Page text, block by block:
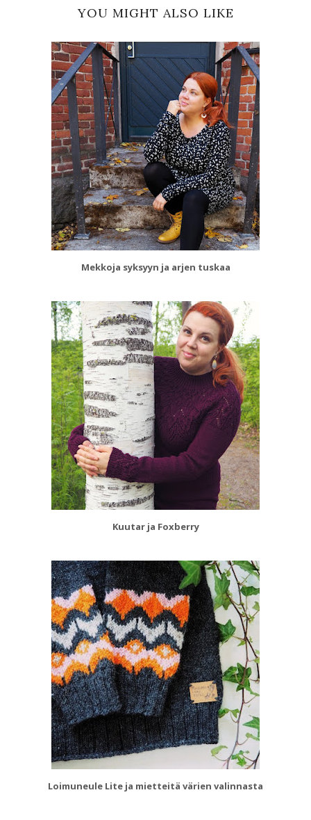
YOU MIGHT ALSO LIKE
Mekkoja syksyyn ja arjen tuskaa
Kuutar ja Foxberry
Loimuneule Lite ja mietteitä värien valinnasta